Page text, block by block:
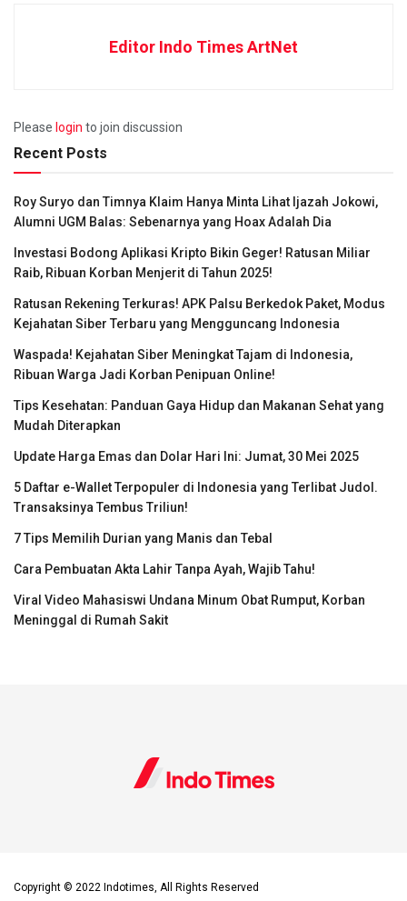
Editor Indo Times ArtNet
Please login to join discussion
Recent Posts
Roy Suryo dan Timnya Klaim Hanya Minta Lihat Ijazah Jokowi,
Alumni UGM Balas: Sebenarnya yang Hoax Adalah Dia
Investasi Bodong Aplikasi Kripto Bikin Geger! Ratusan Miliar
Raib, Ribuan Korban Menjerit di Tahun 2025!
Ratusan Rekening Terkuras! APK Palsu Berkedok Paket, Modus
Kejahatan Siber Terbaru yang Mengguncang Indonesia
Waspada! Kejahatan Siber Meningkat Tajam di Indonesia,
Ribuan Warga Jadi Korban Penipuan Online!
Tips Kesehatan: Panduan Gaya Hidup dan Makanan Sehat yang
Mudah Diterapkan
Update Harga Emas dan Dolar Hari Ini: Jumat, 30 Mei 2025
5 Daftar e-Wallet Terpopuler di Indonesia yang Terlibat Judol.
Transaksinya Tembus Triliun!
7 Tips Memilih Durian yang Manis dan Tebal
Cara Pembuatan Akta Lahir Tanpa Ayah, Wajib Tahu!
Viral Video Mahasiswi Undana Minum Obat Rumput, Korban
Meninggal di Rumah Sakit
Copyright © 2022 Indotimes, All Rights Reserved